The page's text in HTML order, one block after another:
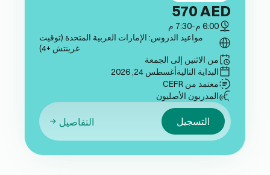
570AED
6:00 م -7:30 م
مواعيد الدروس: الإمارات العربية المتحدة (توقيت
غرينتش +4)
من الاثنين إلى الجمعة
البداية التاليةأغسطس 24, 2026
معتمد من CEFR
المدربون الأصليون
التسجيل التفاصيل